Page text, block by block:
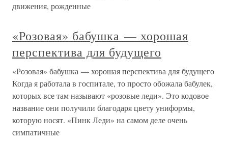
движения, рожденные
«Розовая» бабушка — хорошая
перспектива для будущего
«Розовая» бабушка — хорошая перспектива для будущего
Когда я работала в госпитале, то просто обожала бабулек,
которых все там называют «розовые леди». Это кодовое
название они получили благодаря цвету униформы,
которую носят. «Пинк Леди» на самом деле очень
симпатичные